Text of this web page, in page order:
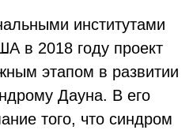
институтами
в 2018 году проект
этапом в развитии
Дауна. В его
того, что синдром